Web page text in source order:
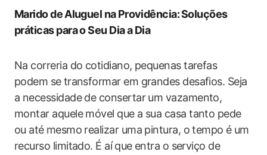
Marido de ⁢Aluguel‍ na ⁣Providência:⁢ Soluções
práticas para o Seu Dia a Dia
Na‌ correria do cotidiano, pequenas tarefas
podem se ⁤transformar em ‌grandes desafios. Seja
a necessidade de consertar um vazamento,​
montar aquele móvel que ‍a sua casa tanto‌ pede
ou até⁤ mesmo ‌realizar uma pintura, ‍o tempo⁢ é ‌um
recurso limitado.‌ É aí⁣ que ‍entra o ‍serviço de